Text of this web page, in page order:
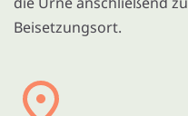
Beisetzungsort.